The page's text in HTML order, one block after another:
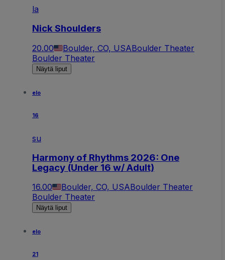
la
Nick Shoulders
20.00 Boulder, CO, USABoulder Theater
Boulder Theater
Näytä liput
elo
16
su
Harmony of Rhythms 2026: One
Legacy (Under 16 w/ Adult)
16.00 Boulder, CO, USABoulder Theater
Boulder Theater
Näytä liput
elo
21